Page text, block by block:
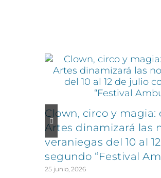
Clown, circo y magia:
Artes dinamizará las
veraniegas del 10 al
segundo “Festival
25 junio, 2026